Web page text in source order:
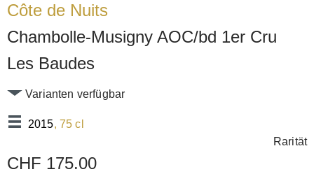
Côte de Nuits
Chambolle-Musigny AOC/bd 1er Cru
Les Baudes
2015, 75 cl
Varianten verfügbar
Rarität
CHF 175.00